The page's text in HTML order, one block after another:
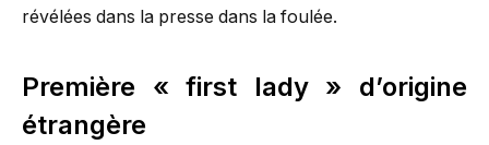
révélées dans la presse dans la foulée.
Première « first lady » d’origine
étrangère